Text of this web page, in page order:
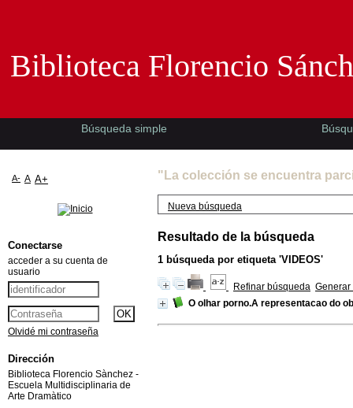
"La colección se encuentra
Nueva búsqueda
Resultado de la búsqueda
1 búsqueda por etiqueta 'VIDEOS'
Refinar búsqueda Generar
O olhar porno.A representacao do
Biblioteca Florencio
Búsqueda simple
A- A A+
Conectarse
acceder a su cuenta de
usuario
Olvidé mi contraseña
Dirección
Biblioteca Florencio Sànchez -
Escuela Multidisciplinaria de
Arte Dramàtico